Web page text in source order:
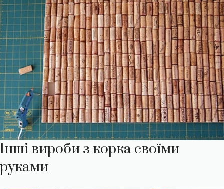
Інші вироби з корка своїми
руками